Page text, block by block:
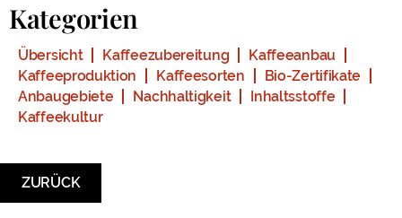
Übersicht Kaffeezubereitung
Kaffeeanbau
Kaffeeproduktion
Kaffeesorten
Bio-Zertifikate
Anbaugebiete
Nachhaltigkeit
Inhaltsstoffe
Kaffeekultur
Kategorien
ZURÜCK